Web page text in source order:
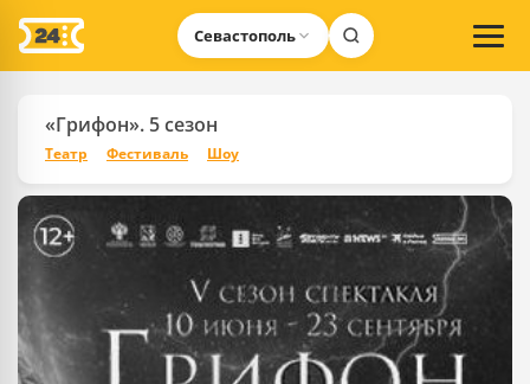
Севастополь
«Грифон». 5 сезон
Театр Фестиваль Шоу